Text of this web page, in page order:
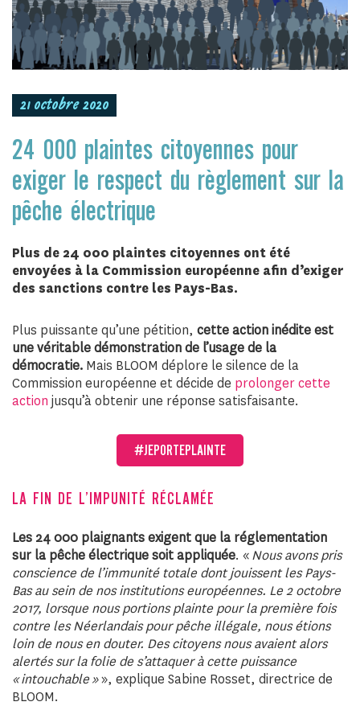
21 octobre 2020
24 000 plaintes citoyennes pour
exiger le respect du règlement sur la
pêche électrique
Plus de 24 000 plaintes citoyennes ont été
envoyées à la Commission européenne afin d’exiger
des sanctions contre les Pays-Bas.
Plus puissante qu’une pétition, cette action inédite est
une véritable démonstration de l’usage de la
démocratie. Mais BLOOM déplore le silence de la
Commission européenne et décide de prolonger cette
action jusqu’à obtenir une réponse satisfaisante.
#JEPORTEPLAINTE
LA FIN DE L’IMPUNITÉ RÉCLAMÉE
Les 24 000 plaignants exigent que la réglementation
sur la pêche électrique soit appliquée. «Nous avons pris
conscience de l’immunité totale dont jouissent les Pays-
Bas au sein de nos institutions européennes. Le 2 octobre
2017, lorsque nous portions plainte pour la première fois
contre les Néerlandais pour pêche illégale, nous étions
loin de nous en douter. Des citoyens nous avaient alors
alertés sur la folie de s’attaquer à cette puissance
« intouchable »», explique Sabine Rosset, directrice de
BLOOM.